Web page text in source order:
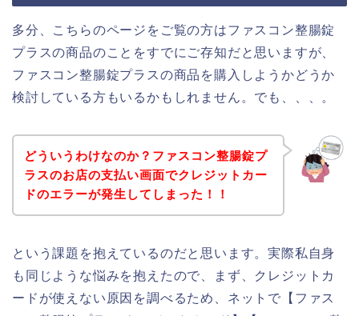
多分、こちらのページをご覧の方はファスコン整腸錠
プラスの商品のことをすでにご存知だと思いますが、
ファスコン整腸錠プラスの商品を購入しようかどうか
検討している方もいるかもしれません。でも、、、。
どういうわけなのか？ファスコン整腸錠プ
ラスのお店の支払い画面でクレジットカー
ドのエラーが発生してしまった！！
という課題を抱えているのだと思います。実際私自身
も同じような悩みを抱えたので、まず、クレジットカ
ードが使えない原因を調べるため、ネットで【ファス